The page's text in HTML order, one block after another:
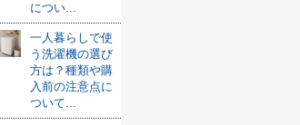
につい...
一人暮らしで使
う洗濯機の選び
方は？種類や購
入前の注意点に
ついて...